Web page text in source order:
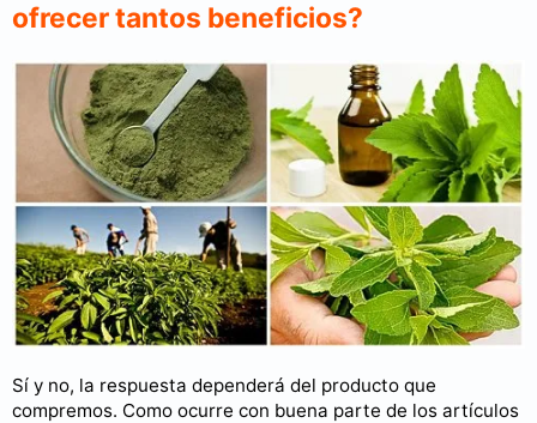
ofrecer tantos beneficios?
Sí y no, la respuesta dependerá del producto que
compremos. Como ocurre con buena parte de los artículos